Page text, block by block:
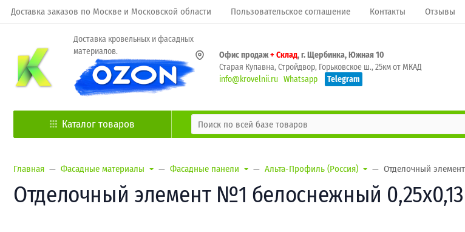
Доставка заказов по Москве и Московской области Пользовательское соглашение Контакты Отзывы
Доставка кровельных и фасадных
материалов.
Офис продаж+ Склад, г. Щербинка, Южная 10
Старая Купавна, Стройдвор, Горьковское ш., 25км от МКАД
info@krovelnii.ru Whatsapp Telegram
Каталог товаров
Главная Фасадные материалы Фасадные панели Альта-Профиль (Россия) Отделочный
Отделочный элемент №1 белоснежный